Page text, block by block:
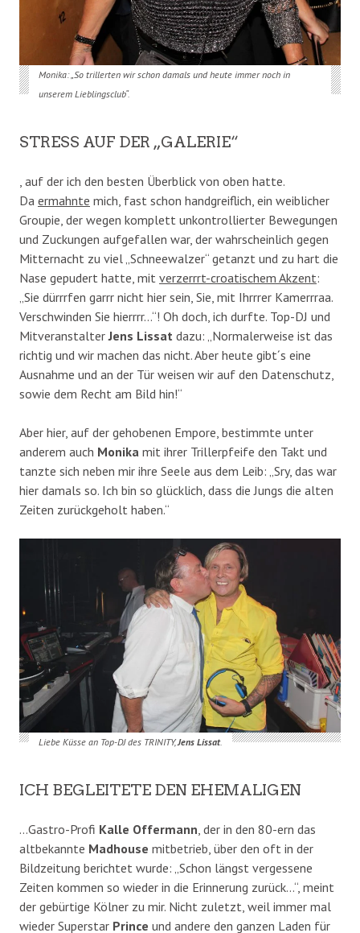
Monika: „So trillerten wir schon damals und heute immer noch in
unserem Lieblingsclub“.
STRESS AUF DER „GALERIE“
, auf der ich den besten Überblick von oben hatte.
Da ermahnte mich, fast schon handgreiflich, ein weiblicher
Groupie, der wegen komplett unkontrollierter Bewegungen
und Zuckungen aufgefallen war, der wahrscheinlich gegen
Mitternacht zu viel „Schneewalzer“ getanzt und zu hart die
Nase gepudert hatte, mit verzerrrt-croatischem Akzent:
„Sie dürrrfen garrr nicht hier sein, Sie, mit Ihrrrer Kamerrraa.
Verschwinden Sie hierrrr…“! Oh doch, ich durfte. Top-DJ und
MitveranstalterJens Lissat dazu: „Normalerweise ist das
richtig und wir machen das nicht. Aber heute gibt´s eine
Ausnahme und an der Tür weisen wir auf den Datenschutz,
sowie dem Recht am Bild hin!“
Aber hier, auf der gehobenen Empore, bestimmte unter
anderem auch Monika mit ihrer Trillerpfeife den Takt und
tanzte sich neben mir ihre Seele aus dem Leib: „Sry, das war
hier damals so. Ich bin so glücklich, dass die Jungs die alten
Zeiten zurückgeholt haben.“
Liebe Küsse an Top-DJ des TRINITY,Jens Lissat.
ICH BEGLEITETE DEN EHEMALIGEN
…Gastro-Profi Kalle Offermann , der in den 80-ern das
altbekannte Madhouse mitbetrieb, über den oft in der
Bildzeitung berichtet wurde: „Schon längst vergessene
Zeiten kommen so wieder in die Erinnerung zurück…“, meint
der gebürtige Kölner zu mir. Nicht zuletzt, weil immer mal
wieder Superstar Prince und andere den ganzen Laden für